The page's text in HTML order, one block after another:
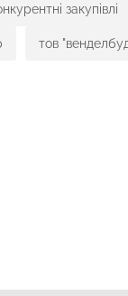
закупівлі
тов